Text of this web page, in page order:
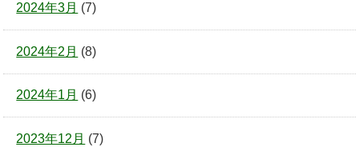
2024年3月 (7)
2024年2月 (8)
2024年1月 (6)
2023年12月 (7)